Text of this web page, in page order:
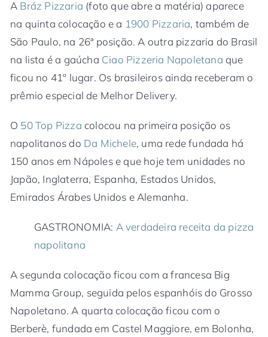
A Bráz Pizzaria (foto que abre a matéria) aparece
na quinta colocação e a 1900 Pizzaria, também de
São Paulo, na 26ª posição. A outra pizzaria do Brasil
na lista é a gaúcha Ciao Pizzeria Napoletana que
ficou no 41º lugar. Os brasileiros ainda receberam o
prêmio especial de Melhor Delivery.
O 50 Top Pizza colocou na primeira posição os
napolitanos do Da Michele, uma rede fundada há
150 anos em Nápoles e que hoje tem unidades no
Japão, Inglaterra, Espanha, Estados Unidos,
Emirados Árabes Unidos e Alemanha.
GASTRONOMIA: A verdadeira receita da pizza
napolitana
A segunda colocação ficou com a francesa Big
Mamma Group, seguida pelos espanhóis do Grosso
Napoletano. A quarta colocação ficou com o
Berberè, fundada em Castel Maggiore, em Bolonha,